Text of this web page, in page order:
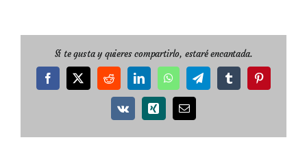
Si te gusta y quieres compartirlo, estaré encantada.
Facebook
X RedditLinkedInWhatsAppTelegramTumblrPinterest
Vk Xing
Correo